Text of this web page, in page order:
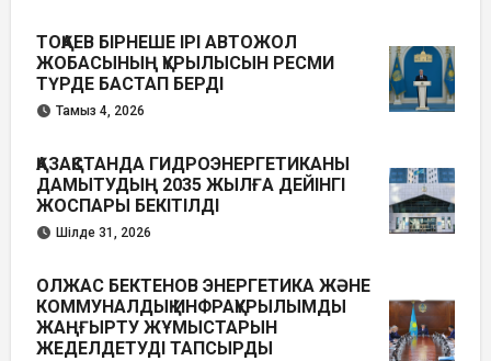
ТОҚАЕВ БІРНЕШЕ ІРІ АВТОЖОЛ
ЖОБАСЫНЫҢ ҚҰРЫЛЫСЫН РЕСМИ
ТҮРДЕ БАСТАП БЕРДІ
Тамыз 4, 2026
ҚАЗАҚСТАНДА ГИДРОЭНЕРГЕТИКАНЫ
ДАМЫТУДЫҢ 2035 ЖЫЛҒА ДЕЙІНГІ
ЖОСПАРЫ БЕКІТІЛДІ
Шілде 31, 2026
ОЛЖАС БЕКТЕНОВ ЭНЕРГЕТИКА ЖӘНЕ
КОММУНАЛДЫҚ ИНФРАҚҰРЫЛЫМДЫ
ЖАҢҒЫРТУ ЖҰМЫСТАРЫН
ЖЕДЕЛДЕТУДІ ТАПСЫРДЫ